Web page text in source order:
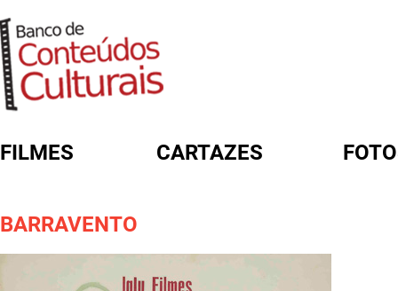
FILMES CARTAZES
BARRAVENTO